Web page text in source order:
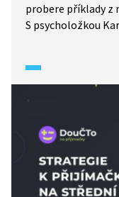
probere příklady z
S psycholožkou